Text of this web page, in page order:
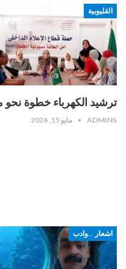
القليوبية
ترشيد الكهرباء خطوة
ADMINS مايو 15, 2026
اشعار ..وادب